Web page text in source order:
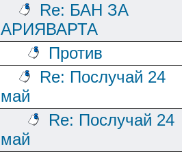
Re: БАН ЗА
АРИЯВАРТА
Против
Re: Послучай 24
май
Re: Послучай 24
май